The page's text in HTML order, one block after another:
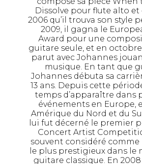
Dissolve pour flute alto
2006 qu’il trouva son style
2009, il gagna le
Award pour une
guitare seule, et en octobre
parut avec Johannes
musique. En tant que
Johannes débuta sa
13 ans. Depuis cette
temps d’apparaître dans
événements en Europe,
Amérique du Nord et du
lui fut décerné le premier
Concert Artist
souvent considéré comme
le plus prestigieux dans le
guitare classique. En